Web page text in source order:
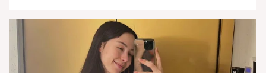
del talent show, non fa più parte del corpo docenti
di danza e al suo posto è arrivato Emmanuel Lo.